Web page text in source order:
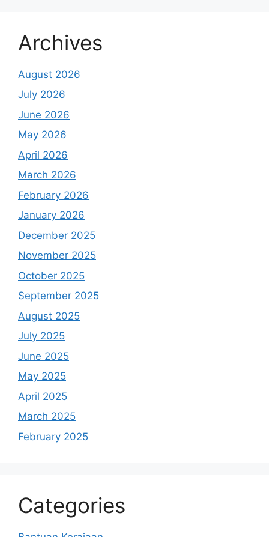
Archives
August 2026
July 2026
June 2026
May 2026
April 2026
March 2026
February 2026
January 2026
December 2025
November 2025
October 2025
September 2025
August 2025
July 2025
June 2025
May 2025
April 2025
March 2025
February 2025
Categories